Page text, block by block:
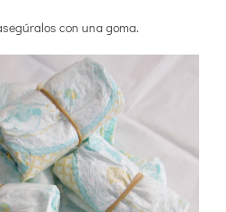
con una goma.